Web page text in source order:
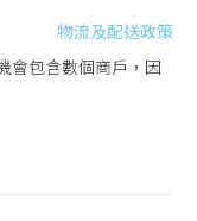
物流及配送政策
會包含數個商戶，因